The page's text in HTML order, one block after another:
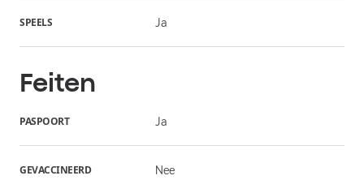
SPEELS Ja
Feiten
PASPOORT Ja
GEVACCINEERD Nee